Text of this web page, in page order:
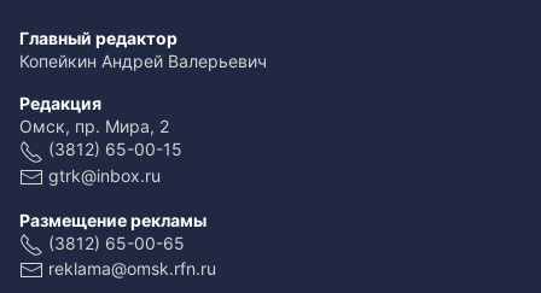
Главный редактор
Копейкин Андрей Валерьевич
Редакция
Омск, пр. Мира, 2
(3812) 65-00-15
gtrk@inbox.ru
Размещение рекламы
(3812) 65-00-65
reklama@omsk.rfn.ru